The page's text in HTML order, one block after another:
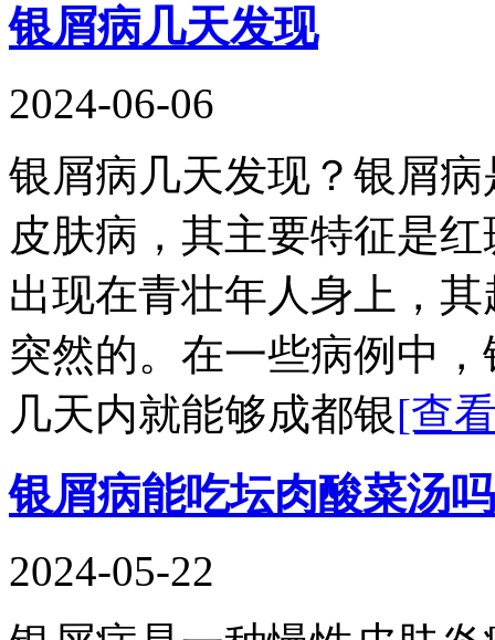
银屑病几天发现
2024-06-06
银屑病几天发现？银屑
皮肤病，其主要特征是
出现在青壮年人身上，
突然的。在一些病例中
几天内就能够成都银[查
银屑病能吃坛肉酸菜汤吗
2024-05-22